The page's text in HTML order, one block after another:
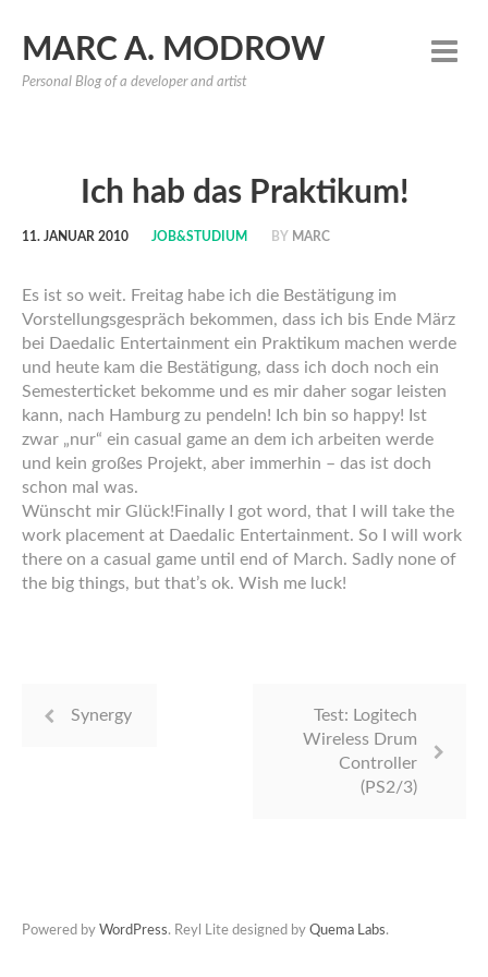
MARC A. MODROW
Personal Blog of a developer and artist
Ich hab das Praktikum!
11. JANUAR 2010 JOB&STUDIUM BY MARC
Es ist so weit. Freitag habe ich die Bestätigung im
Vorstellungsgespräch bekommen, dass ich bis Ende März
bei Daedalic Entertainment ein Praktikum machen werde
und heute kam die Bestätigung, dass ich doch noch ein
Semesterticket bekomme und es mir daher sogar leisten
kann, nach Hamburg zu pendeln! Ich bin so happy! Ist
zwar „nur“ ein casual game an dem ich arbeiten werde
und kein großes Projekt, aber immerhin – das ist doch
schon mal was.
Wünscht mir Glück! Finally I got word, that I will take the
work placement at Daedalic Entertainment. So I will work
there on a casual game until end of March. Sadly none of
the big things, but that’s ok. Wish me luck!
Synergy
Test: Logitech
Wireless Drum
Controller
(PS2/3)
Powered by WordPress. Reyl Lite designed by Quema Labs.